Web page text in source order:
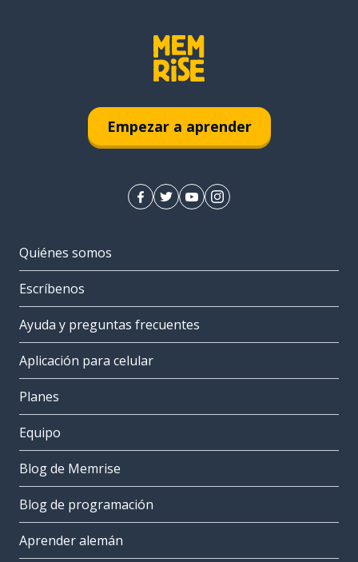
Empezar a aprender
Quiénes somos
Escríbenos
Ayuda y preguntas frecuentes
Aplicación para celular
Planes
Equipo
Blog de Memrise
Blog de programación
Aprender alemán